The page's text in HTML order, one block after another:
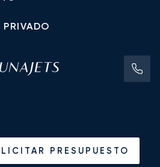
PRESUPUESTO